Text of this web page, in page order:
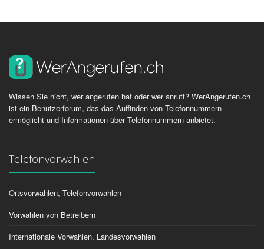
Wissen Sie nicht, wer angerufen hat oder wer anruft? WerAngerufen.ch
ist ein Benutzerforum, das das Auffinden von Telefonnummern
ermöglicht und Informationen über Telefonnummern anbietet.
Telefonvorwahlen
Ortsvorwahlen, Telefonvorwahlen
Vorwahlen von Betreibern
Internationale Vorwahlen, Landesvorwahlen